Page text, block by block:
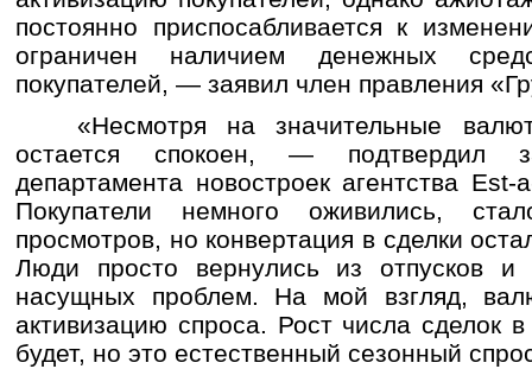
постоянно приспосабливается к
ограничен наличием денежных
покупателей, — заявил член правления
«Несмотря на значительные
остается спокоен, — подтвердил
департамента новостроек агентства
Покупатели немного оживились,
просмотров, но конвертация в сделки
Люди просто вернулись из отпусков
насущных проблем. На мой взгляд,
активизацию спроса. Рост числа сделок
будет, но это естественный сезонный